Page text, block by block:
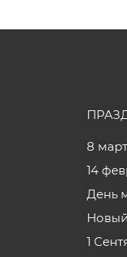
8
14
День
1